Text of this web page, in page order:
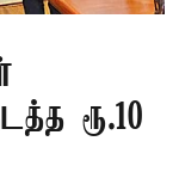
ரூ.10